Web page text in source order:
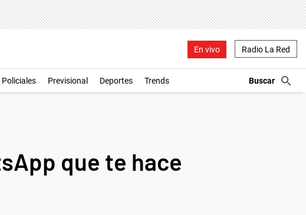
En vivo Radio La Red
Policiales Previsional Deportes Trends
que te hace